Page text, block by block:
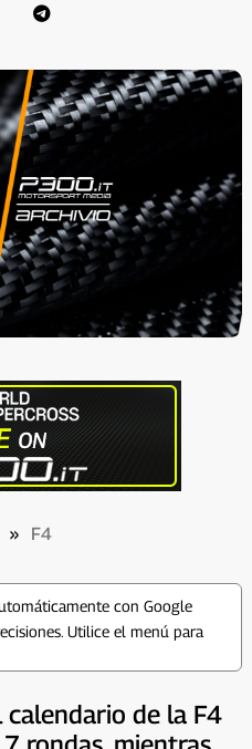
F4
con Google
Utilice el menú para
calendario de la F4